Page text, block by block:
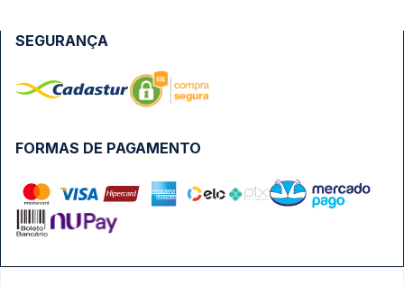
FORMAS DE PAGAMENTO
SEGURANÇA